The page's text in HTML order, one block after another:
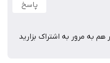
پاسخ
به مرور به اشتراک بزارید